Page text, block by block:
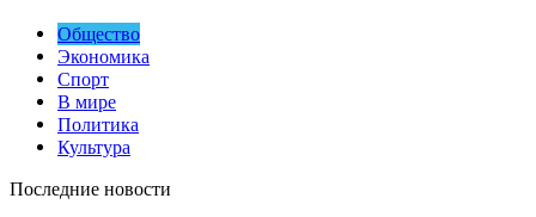
Общество
Экономика
Спорт
В мире
Политика
Культура
Последние новости